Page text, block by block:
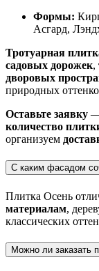
Формы:
Асгард,
Тротуарная
садовых дорожек,
дворовых
природных
Оставьте заявку —
количество
организуем
С каким фасадом
Плитка Осень
материалам,
классических
Можно ли заказать